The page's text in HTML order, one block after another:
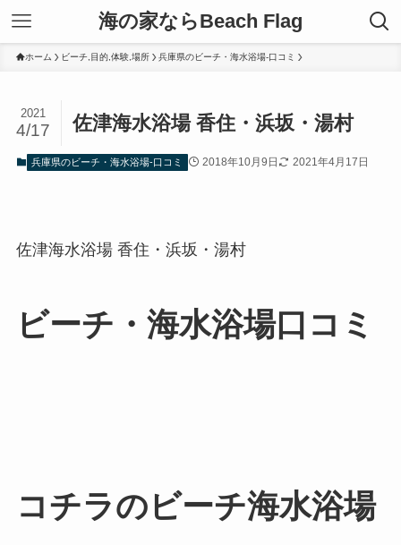
海の家ならBeach Flag
ホーム ビーチ,目的,体験,場所 兵庫県のビーチ・海水浴場-口コミ
佐津海水浴場 香住・浜坂・湯村
2021
4/17
兵庫県のビーチ・海水浴場-口コミ 2018年10月9日 2021年4月17日
佐津海水浴場 香住・浜坂・湯村
ビーチ・海水浴場口コミ
コチラのビーチ海水浴場